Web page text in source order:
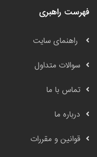
فهرست راهبری
راهنمای سایت
سوالات متداول
تماس با ما
درباره ما
قوانین و مقررات